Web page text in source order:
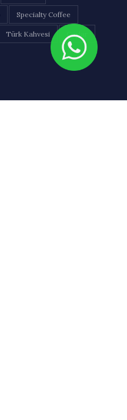
Specialty Coffee
Türk Kahvesi Çaylar